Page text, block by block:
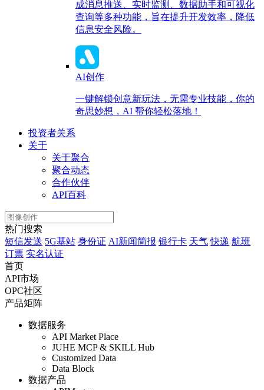
成消息推送、实时监测、数据助手和可视化
查询等多种功能，旨在提升开发效率，降低
信息安全风险。
AI创作
一键解锁创意新玩法，无需专业技能，你的
奇思妙想，AI 帮你轻松落地！
投资者关系
关于
关于聚合
聚合动态
合作伙伴
API百科
热门搜索
短信发送 5G基站 身份证 AI新闻简报 银行卡 天气 快递 航班
订票 实名认证
首页
API市场
OPC社区
产品矩阵
数据服务
API Market Place
JUHE MCP & SKILL Hub
Customized Data
Data Block
数据产品